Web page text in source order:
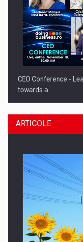
CEO Conference -
towards a…
CEO Conference -
ARTICOLE